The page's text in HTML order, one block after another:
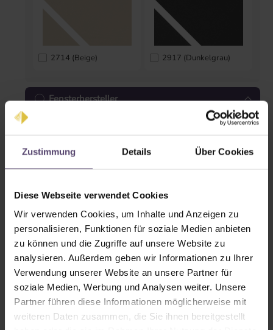
Zustimmung Details Über Cookies
Diese Webseite verwendet Cookies
Wir verwenden Cookies, um Inhalte und Anzeigen zu
personalisieren, Funktionen für soziale Medien anbieten
zu können und die Zugriffe auf unsere Website zu
analysieren. Außerdem geben wir Informationen zu Ihrer
Verwendung unserer Website an unsere Partner für
soziale Medien, Werbung und Analysen weiter. Unsere
Partner führen diese Informationen möglicherweise mit
weiteren Daten zusammen, die Sie ihnen bereitgestellt
2714 (Beige) 2917 (Dunkelgrau)
Fensterhersteller
Unsere Dachfensterrollos werden für die folgenden
Fakro
Modell
Bitte das gewünschte Velux Modell auswählen